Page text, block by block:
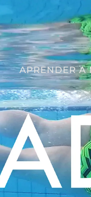
APRENDER A